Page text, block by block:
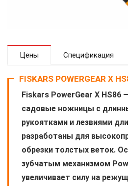
Цены Спецификация
FISKARS POWERGEAR X
Fiskars PowerGear X HS86
садовые ножницы с
рукоятками и лезвиями
разработаны для
обрезки толстых веток.
зубчатым механизмом
увеличивает силу на